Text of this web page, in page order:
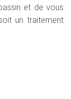
et de vous
un traitement